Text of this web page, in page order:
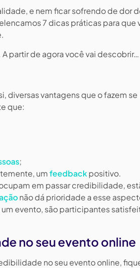
e nem ficar sofrendo de dor
7 dicas práticas para que
partir de agora você vai descobrir…
diversas vantagens que o fazem se
que:
;
umfeedbackpositivo.
em passar credibilidade,
não dá prioridade a esse
evento, são participantes
no seu evento online
no seu evento online,